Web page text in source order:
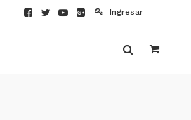
Ingresar